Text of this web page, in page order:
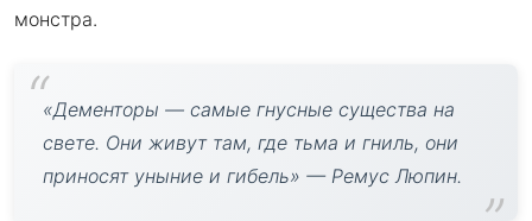
монстра.
«Дементоры — самые гнусные существа на
свете. Они живут там, где тьма и гниль, они
приносят уныние и гибель» — Ремус Люпин.